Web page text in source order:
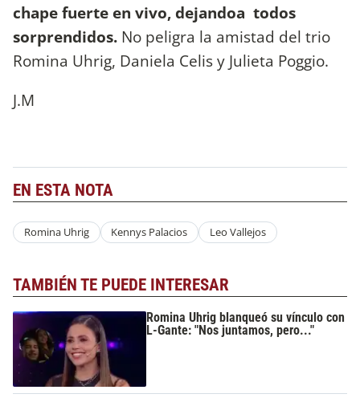
chape fuerte en vivo, dejandoa todos
sorprendidos. No peligra la amistad del trio
Romina Uhrig, Daniela Celis y Julieta Poggio.
J.M
EN ESTA NOTA
Romina Uhrig Kennys Palacios Leo Vallejos
TAMBIÉN TE PUEDE INTERESAR
Romina Uhrig blanqueó su vínculo con
L-Gante: "Nos juntamos, pero..."